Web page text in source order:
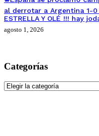
al derrotar a Argentina 1-0
ESTRELLA Y OLÉ !!! hay
agosto 1, 2026
Categorías
Categorías